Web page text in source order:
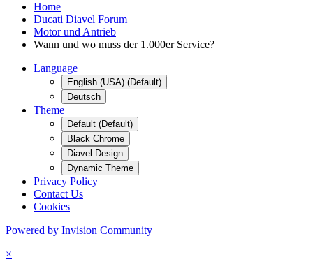
Home
Ducati Diavel Forum
Motor und Antrieb
Wann und wo muss der 1.000er Service?
Language
English (USA) (Default)
Deutsch
Theme
Default (Default)
Black Chrome
Diavel Design
Dynamic Theme
Privacy Policy
Contact Us
Cookies
Powered by Invision Community
×